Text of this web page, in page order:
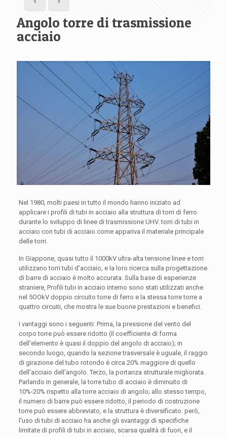
Angolo torre di trasmissione
acciaio
Nel 1980, molti paesi in tutto il mondo hanno iniziato ad
applicare i profili di tubi in acciaio alla struttura di torri di ferro
durante lo sviluppo di linee di trasmissione UHV. torri di tubi in
acciaio con tubi di acciaio come appariva il materiale principale
delle torri.
In Giappone, quasi tutto il 1000kV ultra-alta tensione linee e torri
utilizzano torri tubi d'acciaio, e la loro ricerca sulla progettazione
di barre di acciaio è molto accurata. Sulla base di esperienze
straniere, Profili tubi in acciaio interno sono stati utilizzati anche
nel 5OOkV doppio circuito torre di ferro e la stessa torre torre a
quattro circuiti, che mostra le sue buone prestazioni e benefici.
I vantaggi sono i seguenti: Prima, la pressione del vento del
corpo torre può essere ridotto (il coefficiente di forma
dell'elemento è quasi il doppio del angolo di acciaio); in
secondo luogo, quando la sezione trasversale è uguale, il raggio
di girazione del tubo rotondo è circa 20% maggiore di quello
dell'acciaio dell'angolo. Terzo, la portanza strutturale migliorata.
Parlando in generale, la torre tubo di acciaio è diminuito di
10%-20% rispetto alla torre acciaio di angolo; allo stesso tempo,
il numero di barre può essere ridotto, il periodo di costruzione
torre può essere abbreviato, e la struttura è diversificato. però,
l'uso di tubi di acciaio ha anche gli svantaggi di specifiche
limitate di profili di tubi in acciaio, scarsa qualità di fuori, e il